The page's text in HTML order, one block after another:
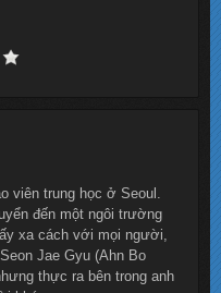
viên trung học ở Seoul.
đến một ngôi trường
xa cách với mọi người,
Jae Gyu (Ahn Bo
thực ra bên trong anh